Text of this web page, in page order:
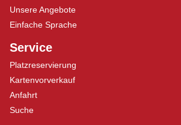
Unsere Angebote
Einfache Sprache
Service
Platzreservierung
Kartenvorverkauf
Anfahrt
Suche